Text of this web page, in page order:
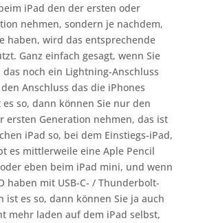
iPad den der ersten oder
nehmen, sondern je nachdem,
haben, wird das entsprechende
Ganz einfach gesagt, wenn Sie
noch ein Lightning-Anschluss
Anschluss das die iPhones
so, dann können Sie nur den
ersten Generation nehmen, das ist
iPad so, bei dem Einstiegs-iPad,
es mittlerweile eine Aple Pencil
eben beim iPad mini, und wenn
haben mit USB-C- / Thunderbolt-
ist es so, dann können Sie ja auch
mehr laden auf dem iPad selbst,